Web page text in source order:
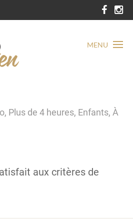
MENU
Plus de 4 heures, Enfants, À
aux critères de